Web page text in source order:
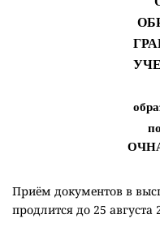
Приём документов в
продлится до 25 августа